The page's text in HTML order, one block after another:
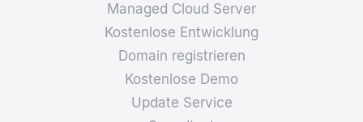
Status
Preise
Login
Produkte